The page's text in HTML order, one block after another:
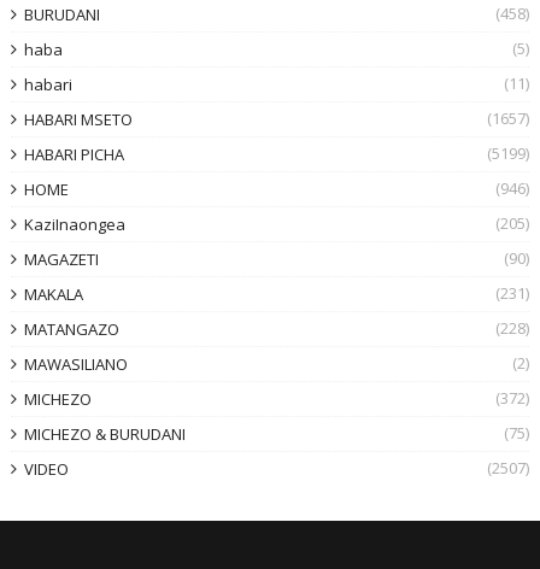
BURUDANI
(458)
haba
(5)
habari
(11)
HABARI MSETO
(1657)
HABARI PICHA
(5199)
HOME
(946)
KaziInaongea
(205)
MAGAZETI
(90)
MAKALA
(231)
MATANGAZO
(228)
MAWASILIANO
(2)
MICHEZO
(372)
MICHEZO & BURUDANI
(75)
VIDEO
(2507)